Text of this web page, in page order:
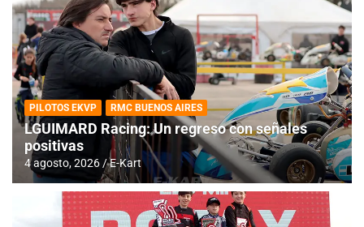
PILOTOS EKVP RMC BUENOS AIRES
LGUIMARD Racing: Un regreso con señales
positivas
4 agosto, 2026 E-Kart